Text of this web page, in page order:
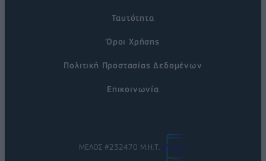
Ταυτότητα
Όροι Χρήσης
Πολιτική Προστασίας Δεδομένων
Επικοινωνία
ΜΕΛΟΣ #232470 Μ.Η.Τ.